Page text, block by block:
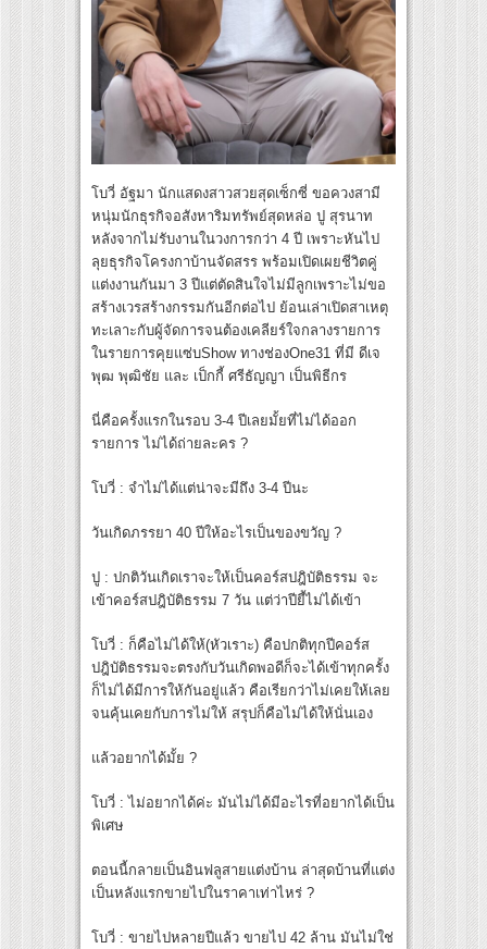
โบวี่ อัฐมา นักแสดงสาวสวยสุดเซ็กซี่ ขอควงสามี
หนุ่มนักธุรกิจอสังหาริมทรัพย์สุดหล่อ ปู สุรนาท
หลังจากไม่รับงานในวงการกว่า 4 ปี เพราะหันไป
ลุยธุรกิจโครงกาบ้านจัดสรร พร้อมเปิดเผยชีวิตคู่
แต่งงานกันมา 3 ปีแต่ตัดสินใจไม่มีลูกเพราะไม่ขอ
สร้างเวรสร้างกรรมกันอีกต่อไป ย้อนเล่าเปิดสาเหตุ
ทะเลาะกับผู้จัดการจนต้องเคลียร์ใจกลางรายการ
ในรายการคุยแซ่บShow ทางช่องOne31 ที่มี ดีเจ
พุฒ พุฒิชัย และ เป็กกี้ ศรีธัญญา เป็นพิธีกร
นี่คือครั้งแรกในรอบ 3-4 ปีเลยมั้ยที่ไม่ได้ออก
รายการ ไม่ได้ถ่ายละคร ?
โบวี่ : จำไม่ได้แต่น่าจะมีถึง 3-4 ปีนะ
วันเกิดภรรยา 40 ปีให้อะไรเป็นของขวัญ ?
ปู : ปกติวันเกิดเราจะให้เป็นคอร์สปฎิบัติธรรม จะ
เข้าคอร์สปฎิบัติธรรม 7 วัน แต่ว่าปียี้ไม่ได้เข้า
โบวี่ : ก็คือไม่ได้ให้(หัวเราะ) คือปกติทุกปีคอร์ส
ปฎิบัติธรรมจะตรงกับวันเกิดพอดีก็จะได้เข้าทุกครั้ง
ก็ไม่ได้มีการให้กันอยู่แล้ว คือเรียกว่าไม่เคยให้เลย
จนคุ้นเคยกับการไม่ให้ สรุปก็คือไม่ได้ให้นั่นเอง
แล้วอยากได้มั้ย ?
โบวี่ : ไม่อยากได้ค่ะ มันไม่ได้มีอะไรที่อยากได้เป็น
พิเศษ
ตอนนี้กลายเป็นอินฟลูสายแต่งบ้าน ล่าสุดบ้านที่แต่ง
เป็นหลังแรกขายไปในราคาเท่าไหร่ ?
โบวี่ : ขายไปหลายปีแล้ว ขายไป 42 ล้าน มันไม่ใช่